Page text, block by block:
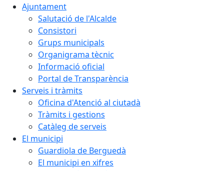
Ajuntament
Salutació de l'Alcalde
Consistori
Grups municipals
Organigrama tècnic
Informació oficial
Portal de Transparència
Serveis i tràmits
Oficina d'Atenció al ciutadà
Tràmits i gestions
Catàleg de serveis
El municipi
Guardiola de Berguedà
El municipi en xifres